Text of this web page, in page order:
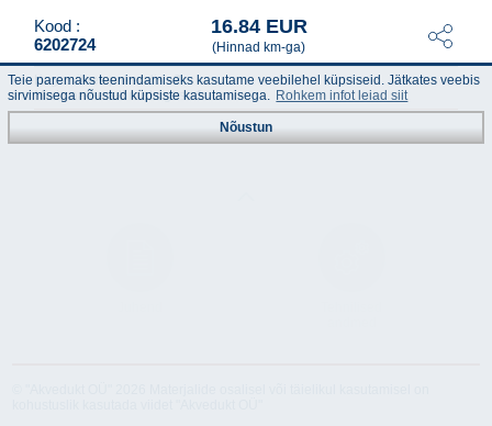
Kood :
6202724
16.84 EUR
(Hinnad km-ga)
Kogus ühes pakendis :2
Minimaalne tellimiskogus :1
Teie paremaks teenindamiseks kasutame veebilehel küpsiseid. Jätkates veebis
sirvimisega nõustud küpsiste kasutamisega. Rohkem infot leiad siit
Nõustun